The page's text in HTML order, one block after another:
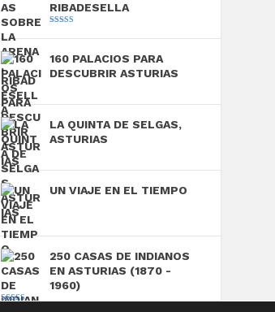
RIBADESELLA
160 PALACIOS PARA
DESCUBRIR ASTURIAS
LA QUINTA DE SELGAS,
ASTURIAS
UN VIAJE EN EL TIEMPO
250 CASAS DE INDIANOS
EN ASTURIAS (1870 -
1960)